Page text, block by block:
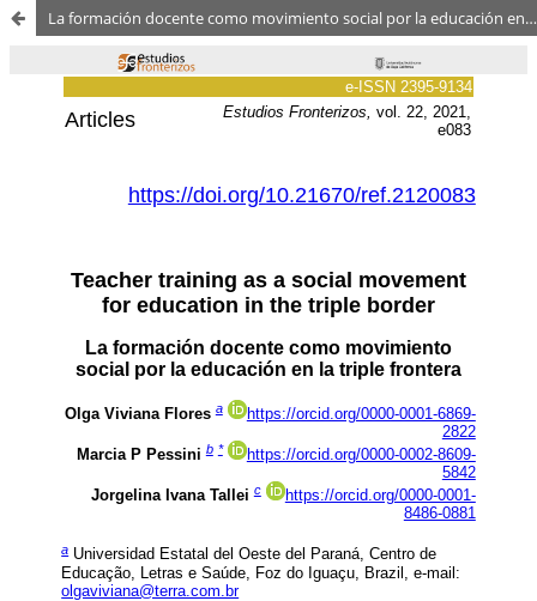
La formación docente como movimiento social por la educación en la triple frontera